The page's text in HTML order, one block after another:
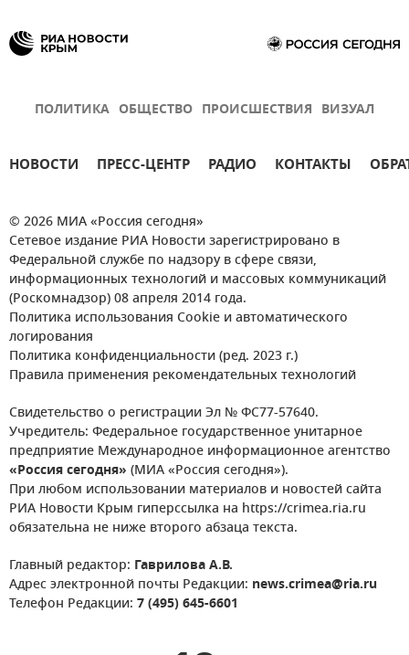
ПОЛИТИКА ОБЩЕСТВО ПРОИСШЕСТВИЯ ВИЗУАЛ
НОВОСТИ ПРЕСС-ЦЕНТР РАДИО КОНТАКТЫ
© 2026 МИА «Россия сегодня»
Сетевое издание РИА Новости зарегистрировано в
Федеральной службе по надзору в сфере связи,
информационных технологий и массовых коммуникаций
(Роскомнадзор) 08 апреля 2014 года.
Политика использования Cookie и автоматического
логирования
Политика конфиденциальности (ред. 2023 г.)
Правила применения рекомендательных технологий
Свидетельство о регистрации Эл № ФС77-57640.
Учредитель: Федеральное государственное унитарное
предприятие Международное информационное агентство
«Россия сегодня» (МИА «Россия сегодня»).
При любом использовании материалов и новостей сайта
РИА Новости Крым гиперссылка на https://crimea.ria.ru
обязательна не ниже второго абзаца текста.
Главный редактор: Гаврилова А.В.
Адрес электронной почты Редакции: news.crimea@ria.ru
Телефон Редакции: 7 (495) 645-6601